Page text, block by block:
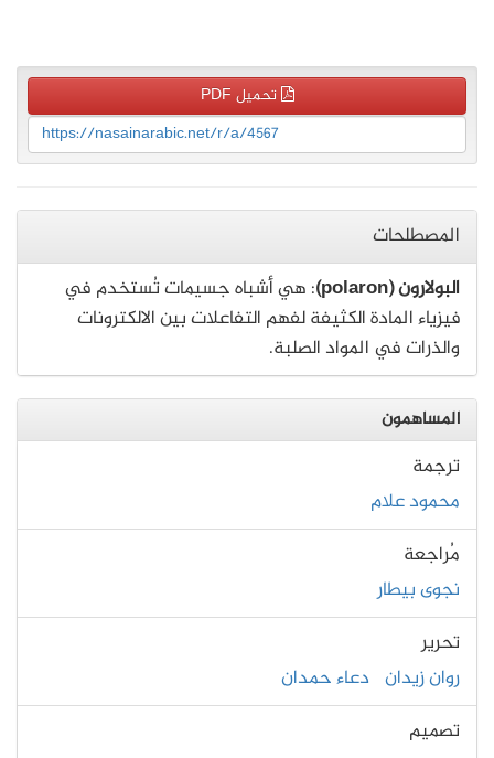
تحميل PDF
https://nasainarabic.net/r/a/4567
المصطلحات
البولارون (polaron)
: هي أشباه جسيمات تُستخدم في
فيزياء المادة الكثيفة لفهم التفاعلات بين الالكترونات
والذرات في المواد الصلبة.
المساهمون
ترجمة
محمود علام
مُراجعة
نجوى بيطار
تحرير
روان زيدان دعاء حمدان
تصميم